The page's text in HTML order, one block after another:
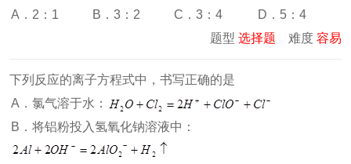
A．2：1
B．3：2 C．3：4
D．5：4
题型 选择题 难度 容易
下列反应的离子方程式中，书写正确的是
A．氯气溶于水：
B．将铝粉投入氢氧化钠溶液中：